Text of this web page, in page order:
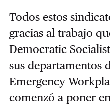
Todos estos
gracias al trabajo
Democratic
sus departamentos
Emergency
comenzó a poner